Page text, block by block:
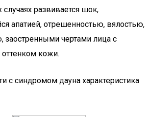
развивается шок,
апатией, отрешенностью, вялостью,
заостренными чертами лица с
кожи.
с синдромом дауна характеристика